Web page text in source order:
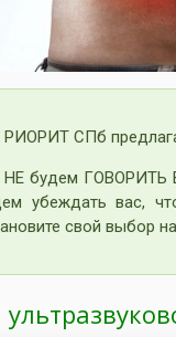
СПб
будем ГОВОРИТЬ
убеждать вас,
свой выбор